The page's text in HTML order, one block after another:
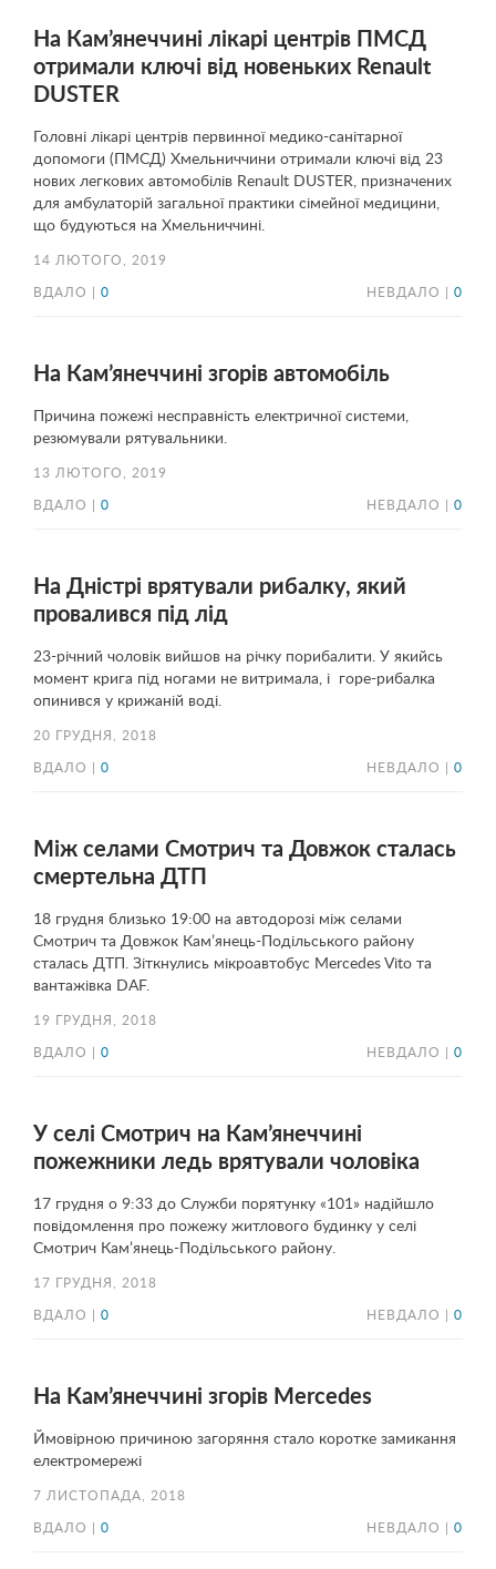
На Кам’янеччині лікарі центрів ПМСД
отримали ключі від новеньких Renault
DUSTER
Головні лікарі центрів первинної медико-санітарної
допомоги (ПМСД) Хмельниччини отримали ключі від 23
нових легкових автомобілів Renault DUSTER, призначених
для амбулаторій загальної практики сімейної медицини,
що будуються на Хмельниччині.
14 ЛЮТОГО, 2019
ВДАЛО | 0 НЕВДАЛО | 0
На Кам’янеччині згорів автомобіль
Причина пожежі несправність електричної системи,
резюмували рятувальники.
13 ЛЮТОГО, 2019
ВДАЛО | 0 НЕВДАЛО | 0
На Дністрі врятували рибалку, який
провалився під лід
23-річний чоловік вийшов на річку порибалити. У якийсь
момент крига під ногами не витримала, і горе-рибалка
опинився у крижаній воді.
20 ГРУДНЯ, 2018
ВДАЛО | 0 НЕВДАЛО | 0
Між селами Смотрич та Довжок сталась
смертельна ДТП
18 грудня близько 19:00 на автодорозі між селами
Смотрич та Довжок Кам’янець-Подільського району
сталась ДТП. Зіткнулись мікроавтобус Mercedes Vito та
вантажівка DAF.
19 ГРУДНЯ, 2018
ВДАЛО | 0 НЕВДАЛО | 0
У селі Смотрич на Кам’янеччині
пожежники ледь врятували чоловіка
17 грудня о 9:33 до Служби порятунку «101» надійшло
повідомлення про пожежу житлового будинку у селі
Смотрич Кам’янець-Подільського району.
17 ГРУДНЯ, 2018
ВДАЛО | 0 НЕВДАЛО | 0
На Кам’янеччині згорів Mercedes
Ймовірною причиною загоряння стало коротке замикання
електромережі
7 ЛИСТОПАДА, 2018
ВДАЛО | 0 НЕВДАЛО | 0